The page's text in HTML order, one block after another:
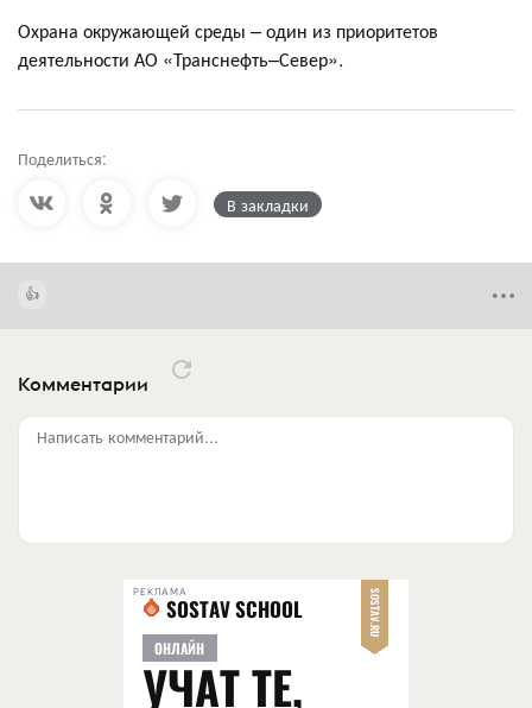
Охрана окружающей среды – один из приоритетов
деятельности АО «Транснефть–Север».
Поделиться:
В закладки
Комментарии
Написать комментарий...
РЕКЛАМА